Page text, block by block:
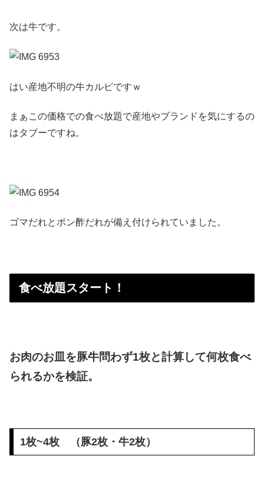
次は牛です。
はい産地不明の牛カルビですｗ
まぁこの価格での食べ放題で産地やブランドを気にするの
はタブーですね。
ゴマだれとポン酢だれが備え付けられていました。
食べ放題スタート！
お肉のお皿を豚牛問わず1枚と計算して何枚食べ
られるかを検証。
1枚~4枚 （豚2枚・牛2枚）